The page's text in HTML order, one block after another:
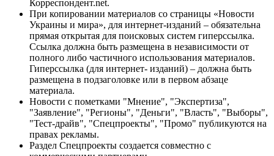
Корреспондент.net.
При копировании материалов со страницы «Новости
Украины и мира», для интернет-изданий – обязательна
прямая открытая для поисковых систем гиперссылка.
Ссылка должна быть размещена в независимости от
полного либо частичного использования материалов.
Гиперссылка (для интернет- изданий) – должна быть
размещена в подзаголовке или в первом абзаце
материала.
Новости с пометками "Мнение", "Экспертиза",
"Заявление", "Регионы", "Деньги", "Власть", "Выборы",
"Тест-драйв", "Спецпроекты", "Промо" публикуются на
правах рекламы.
Раздел Спецпроекты создается совместно с